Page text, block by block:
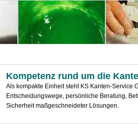
Kompetenz rund um die Kante
Als kompakte Einheit steht KS Kanten-Service
Entscheidungswege, persönliche Beratung,
Sicherheit maßgeschneideter Lösungen.